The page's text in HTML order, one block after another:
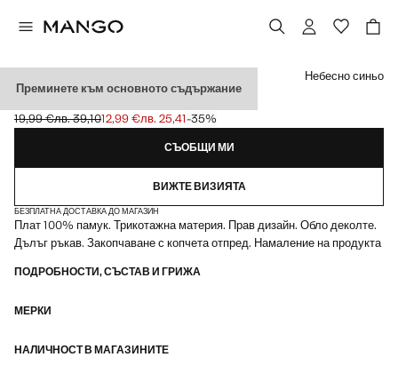
Преминете към основното съдържание
ПЛЕТЕНА ЖИЛЕТКА С КОПЧЕТА
Задраскана първоначална цена [19,99 € лв. 39,10]
19,99 €лв. 39,10
Текуща цена [12,99 € лв. 25,41]
12,99 €лв. 25,41-35%
Изберете цвят
Небесно синьо
СЪОБЩИ МИ
ВИЖТЕ ВИЗИЯТА
БЕЗПЛАТНА ДОСТАВКА ДО МАГАЗИН
Плат 100% памук. Трикотажна материя. Прав дизайн. Обло деколте.
Дълъг ръкав. Закопчаване с копчета отпред. Намаление на продукта
ПОДРОБНОСТИ, СЪСТАВ И ГРИЖА
МЕРКИ
НАЛИЧНОСТ В МАГАЗИНИТЕ